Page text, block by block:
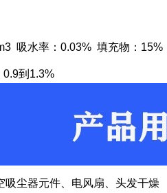
吸水率：0.03% 填充物：15%
到1.3%
尘器元件、电风扇、头发干燥